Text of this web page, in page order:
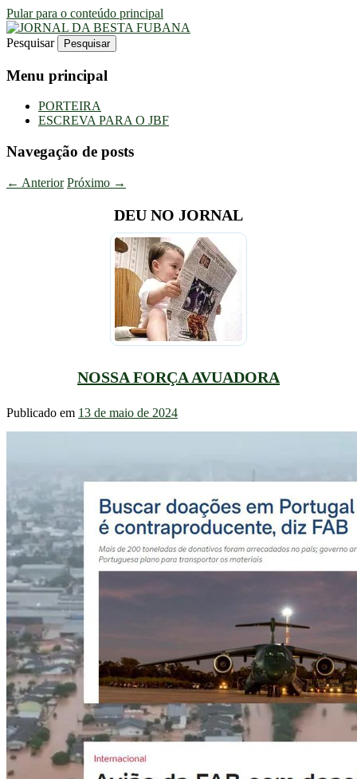
Pular para o conteúdo principal
JORNAL DA BESTA FUBANA
Uma Gazeta Escrota
Pesquisar
Menu principal
PORTEIRA
ESCREVA PARA O JBF
Navegação de posts
← Anterior Próximo →
DEU NO JORNAL
NOSSA FORÇA AVUADORA
Publicado em 13 de maio de 2024